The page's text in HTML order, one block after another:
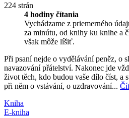
224 strán
4 hodiny čítania
Vychádzame z priemerného
za minútu, od knihy ku knihe a
však môže líšiť.
Při psaní nejde o vydělávání peněz, o
navazování přátelství. Nakonec jde
život těch, kdo budou vaše dílo číst, a
při něm o vstávání, o uzdravování...
Kniha
E-kniha